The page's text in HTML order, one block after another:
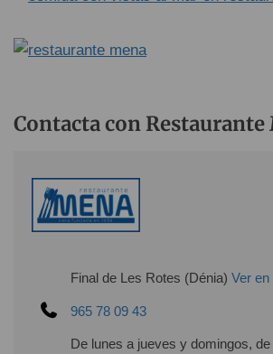
Contacta con Restaurante
Final de Les Rotes (Dénia) Ver
965 78 09 43
De lunes a jueves y domingos,